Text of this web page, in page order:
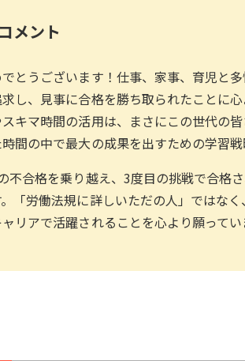
メント
とうございます！仕事、家事、育児と
し、見事に合格を勝ち取られたことに
キマ時間の活用は、まさにこの世代の皆
間の中で最大の成果を出すための学習戦
不合格を乗り越え、3度目の挑戦で合格
。「労働法規に詳しいただの人」ではな
リアで活躍されることを心より願ってい